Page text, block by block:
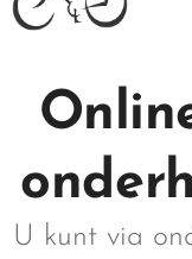
U kunt via